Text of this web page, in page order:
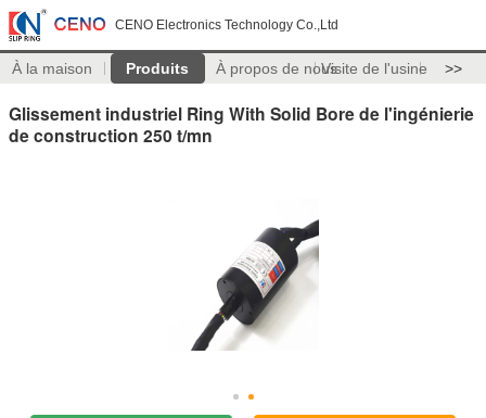
CENO Electronics Technology Co.,Ltd
À la maison Produits À propos de nousVisite de l'usine >>
Glissement industriel Ring With Solid Bore de l'ingénierie
de construction 250 t/mn